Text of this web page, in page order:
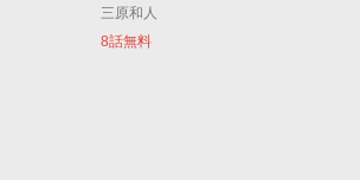
三原和人
8話無料